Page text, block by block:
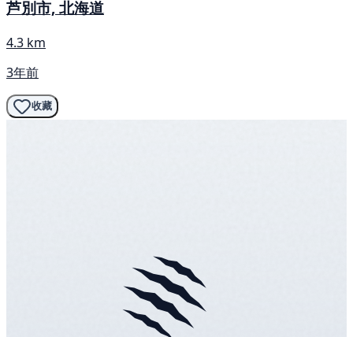
芦別市, 北海道
4.3 km
3年前
收藏